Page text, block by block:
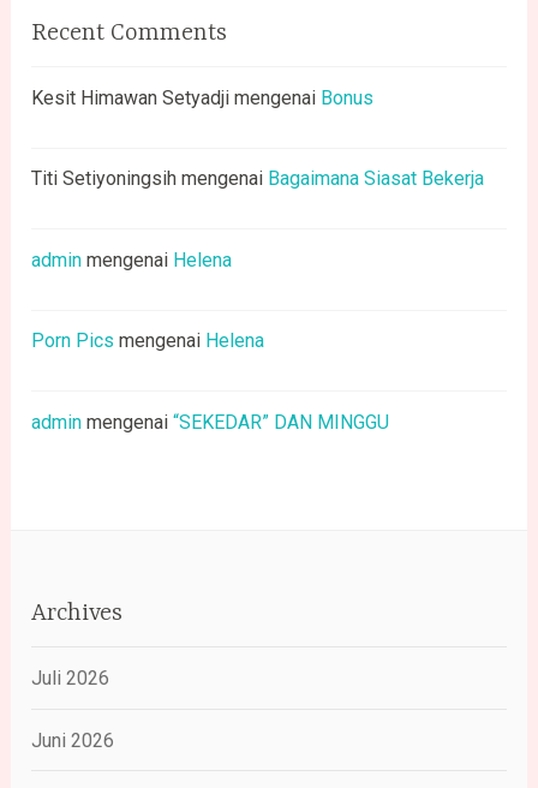
Recent Comments
Kesit Himawan Setyadji mengenai Bonus
Titi Setiyoningsih mengenai Bagaimana Siasat Bekerja
admin mengenai Helena
Porn Pics mengenai Helena
admin mengenai“SEKEDAR” DAN MINGGU
Archives
Juli 2026
Juni 2026